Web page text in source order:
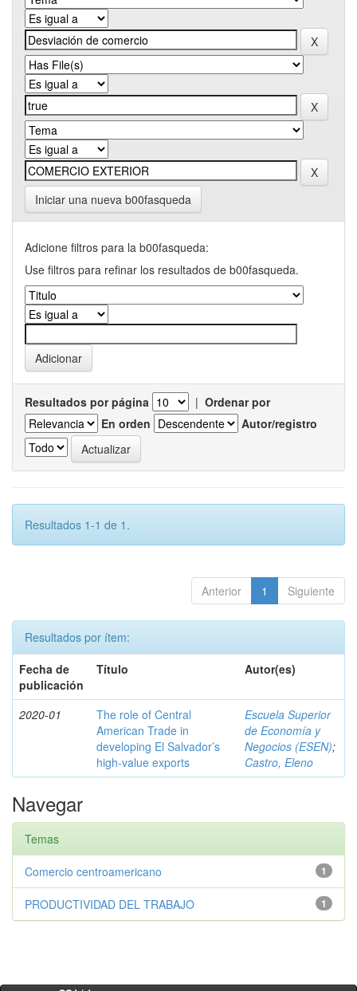
Iniciar una nueva b00fasqueda
Adicione filtros para la b00fasqueda:
Use filtros para refinar los resultados de b00fasqueda.
Resultados por página | Ordenar por
En orden
Autor/registro
Resultados 1-1 de 1.
Anterior 1 Siguiente
Resultados por ítem:
Fecha de
publicación
Título Autor(es)
2020-01
The role of Central
American Trade in
developing El Salvador’s
high-value exports
Escuela Superior
de Economía y
Negocios (ESEN);
Castro, Eleno
Navegar
Temas
1
Comercio centroamericano
1
PRODUCTIVIDAD DEL TRABAJO